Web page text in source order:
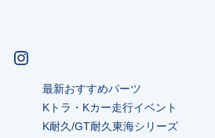
最新おすすめパーツ
Kトラ・Kカー走行イベント
K耐久/GT耐久東海シリーズ